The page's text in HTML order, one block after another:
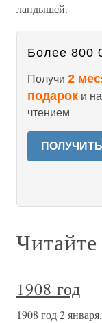
ландышей.
Более 800
Получи 2
подарок и
чтением
1908 год
1908 год 2